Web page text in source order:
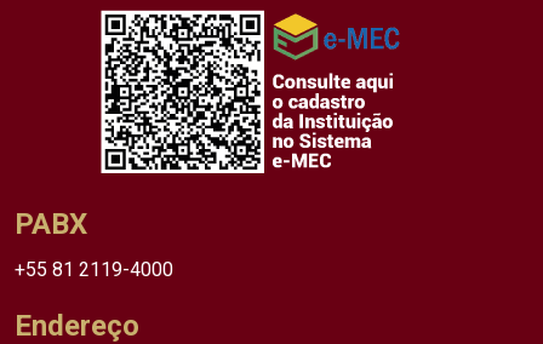
PABX
+55 81 2119-4000
Endereço